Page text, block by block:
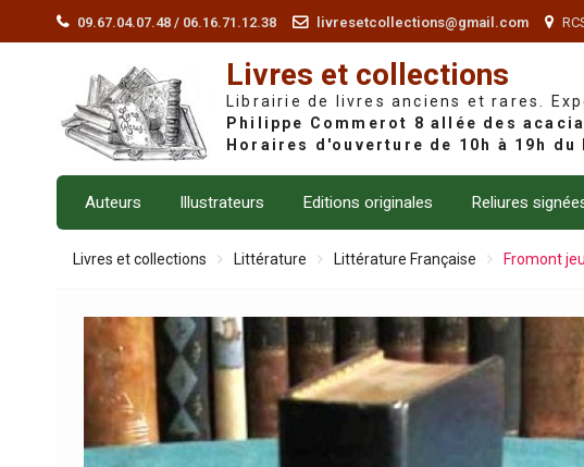
09.67.04.07.48 / 06.16.71.12.38 livresetcollections@gmail.com
Livres et collections
Librairie de livres anciens et rares.
Auteurs Illustrateurs Editions originales Reliures
Livres et collections Littérature Littérature Française Fromont